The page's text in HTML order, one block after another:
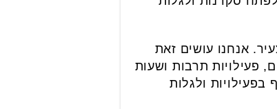
אנחנו עושים זאת
פעילויות תרבות ושעות
ולגלות